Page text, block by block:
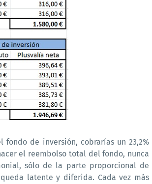
de inversión, cobrarías un 23,2%
el reembolso total del fondo, nunca
sólo de la parte proporcional de
latente y diferida. Cada vez más